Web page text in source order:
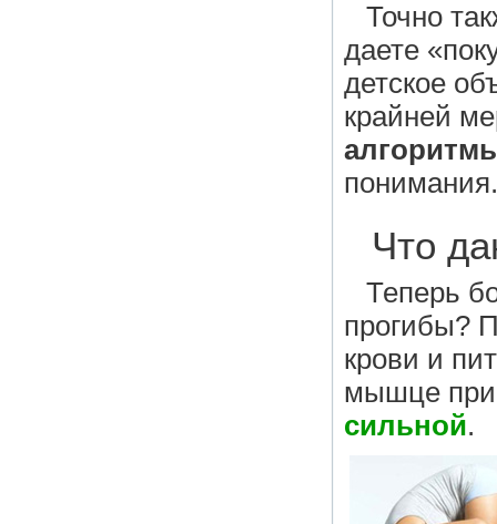
Точно
даете
детское
крайней
понимания.
Что
Теперь
прогибы?
крови и
мышце
сильной.